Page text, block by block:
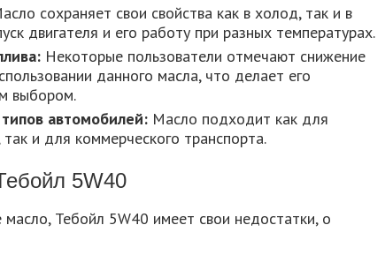
сохраняет свои свойства как в холод, так и в
двигателя и его работу при разных температурах.
Некоторые пользователи отмечают снижение
данного масла, что делает его
выбором.
автомобилей:Масло подходит как для
и для коммерческого транспорта.
5W40
Тебойл 5W40 имеет свои недостатки, о